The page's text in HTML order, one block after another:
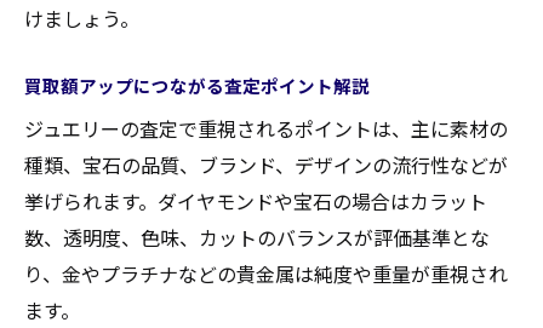
けましょう。
買取額アップにつながる査定ポイント解説
ジュエリーの査定で重視されるポイントは、主に素材の
種類、宝石の品質、ブランド、デザインの流行性などが
挙げられます。ダイヤモンドや宝石の場合はカラット
数、透明度、色味、カットのバランスが評価基準とな
り、金やプラチナなどの貴金属は純度や重量が重視され
ます。